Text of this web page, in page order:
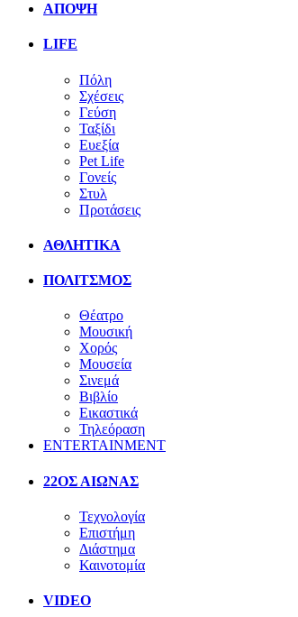
ΑΠΟΨΗ
LIFE
Πόλη
Σχέσεις
Γεύση
Ταξίδι
Ευεξία
Pet Life
Γονείς
Στυλ
Προτάσεις
ΑΘΛΗΤΙΚΑ
ΠΟΛΙΤΣΜΟΣ
Θέατρο
Μουσική
Χορός
Μουσεία
Σινεμά
Βιβλίο
Εικαστικά
Τηλεόραση
ENTERTAINMENT
22ΟΣ ΑΙΩΝΑΣ
Τεχνολογία
Επιστήμη
Διάστημα
Καινοτομία
VIDEO